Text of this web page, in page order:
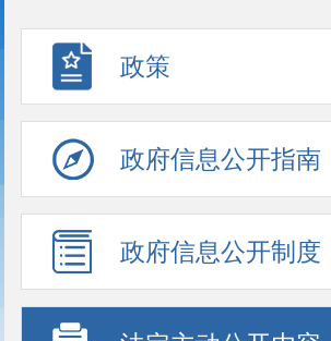
政策
政府信息公开指南
政府信息公开制度